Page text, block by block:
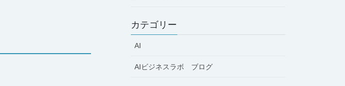
カテゴリー
AI
AIビジネスラボ ブログ